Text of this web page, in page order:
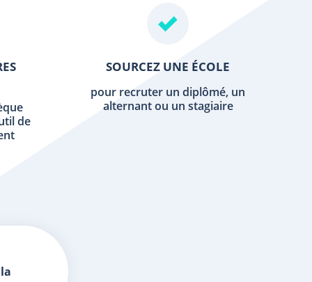
de
SOURCEZ UNE ÉCOLE
pour recruter un diplômé, un
alternant ou un stagiaire